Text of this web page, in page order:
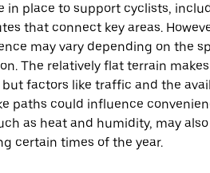
in place to support cyclists,
that connect key areas.
may vary depending on the
The relatively flat terrain
but factors like traffic and the
paths could influence
as heat and humidity, may
certain times of the year.